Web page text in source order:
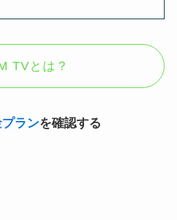
TVとは？
ランを確認する